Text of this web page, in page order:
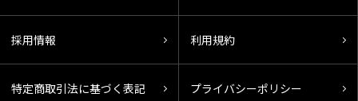
採用情報 利用規約
特定商取引法に基づく表記 プライバシーポリシー